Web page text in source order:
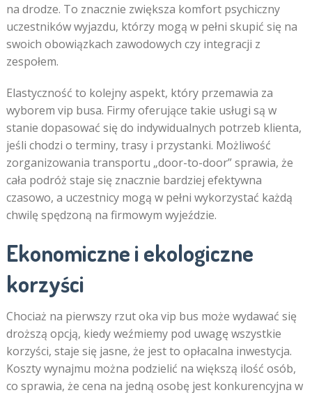
na drodze. To znacznie zwiększa komfort psychiczny
uczestników wyjazdu, którzy mogą w pełni skupić się na
swoich obowiązkach zawodowych czy integracji z
zespołem.
Elastyczność to kolejny aspekt, który przemawia za
wyborem vip busa. Firmy oferujące takie usługi są w
stanie dopasować się do indywidualnych potrzeb klienta,
jeśli chodzi o terminy, trasy i przystanki. Możliwość
zorganizowania transportu „door-to-door” sprawia, że
cała podróż staje się znacznie bardziej efektywna
czasowo, a uczestnicy mogą w pełni wykorzystać każdą
chwilę spędzoną na firmowym wyjeździe.
Ekonomiczne i ekologiczne
korzyści
Chociaż na pierwszy rzut oka vip bus może wydawać się
droższą opcją, kiedy weźmiemy pod uwagę wszystkie
korzyści, staje się jasne, że jest to opłacalna inwestycja.
Koszty wynajmu można podzielić na większą ilość osób,
co sprawia, że cena na jedną osobę jest konkurencyjna w